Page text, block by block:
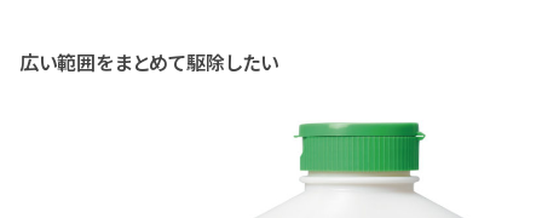
広い範囲をまとめて駆除したい